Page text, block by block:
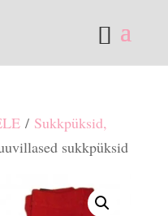
/ Sukkpüksid,
sukkpüksid